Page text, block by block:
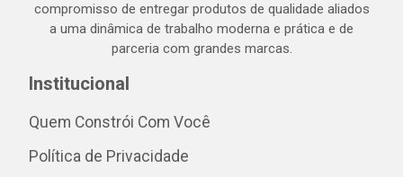
compromisso de entregar produtos de qualidade aliados
a uma dinâmica de trabalho moderna e prática e de
parceria com grandes marcas.
Institucional
Quem Constrói Com Você
Política de Privacidade